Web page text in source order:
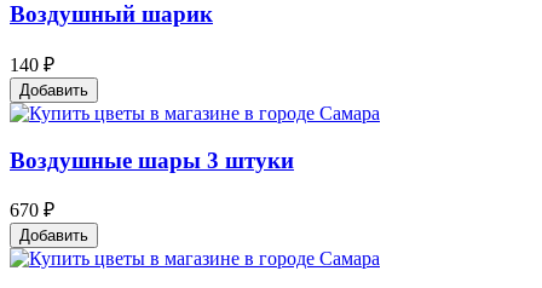
Воздушный шарик
140 ₽
Добавить
Воздушные шары 3 штуки
670 ₽
Добавить